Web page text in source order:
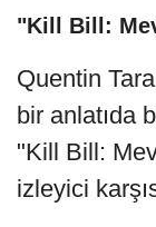
"Kill Bill:
Quentin
bir anlatıda
"Kill Bill:
izleyici